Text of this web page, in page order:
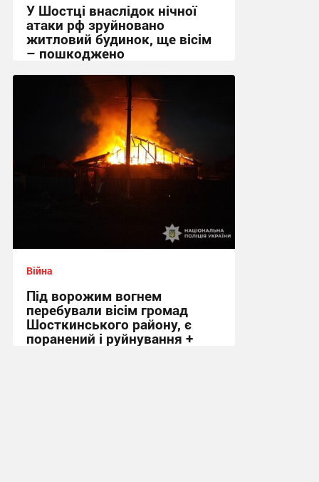
У Шостці внаслідок нічної
атаки рф зруйновано
житловий будинок, ще вісім
– пошкоджено
Війна
Під ворожим вогнем
перебували вісім громад
Шосткинського району, є
поранений і руйнування +